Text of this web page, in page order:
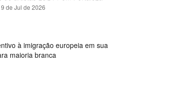
de Jul de 2026
à imigração europeia em sua
maioria branca